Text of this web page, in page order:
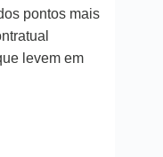
pontos mais
levem em